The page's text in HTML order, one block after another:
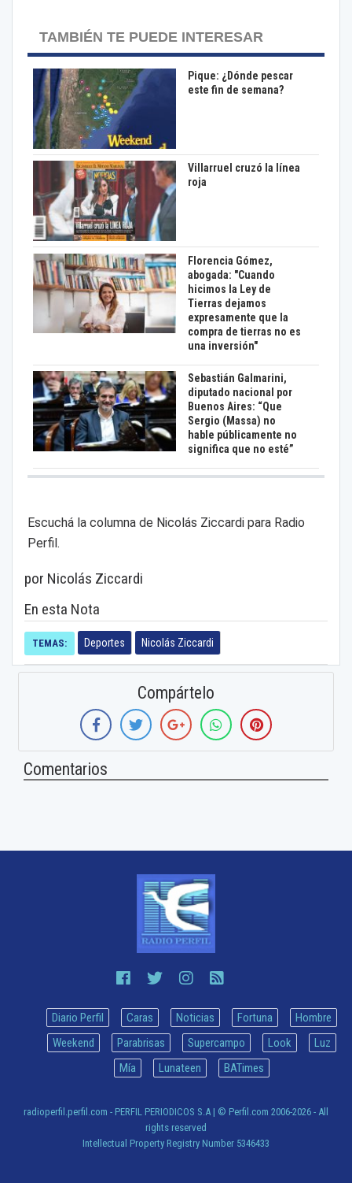
TAMBIÉN TE PUEDE INTERESAR
Pique: ¿Dónde pescar
este fin de semana?
Villarruel cruzó la línea
roja
Florencia Gómez,
abogada: "Cuando
hicimos la Ley de
Tierras dejamos
expresamente que la
compra de tierras no es
una inversión"
Sebastián Galmarini,
diputado nacional por
Buenos Aires: “Que
Sergio (Massa) no
hable públicamente no
significa que no esté”
Escuchá la columna de Nicolás Ziccardi para Radio
Perfil.
por Nicolás Ziccardi
En esta Nota
TEMAS: Deportes Nicolás Ziccardi
Compártelo
Comentarios
Diario Perfil Caras Noticias Fortuna
Hombre
Weekend
Parabrisas Supercampo Look
Luz
Mía
Lunateen BATimes
radioperfil.perfil.com - PERFIL PERIODICOS S.A | © Perfil.com 2006-2026 - All
rights reserved
Intellectual Property Registry Number 5346433